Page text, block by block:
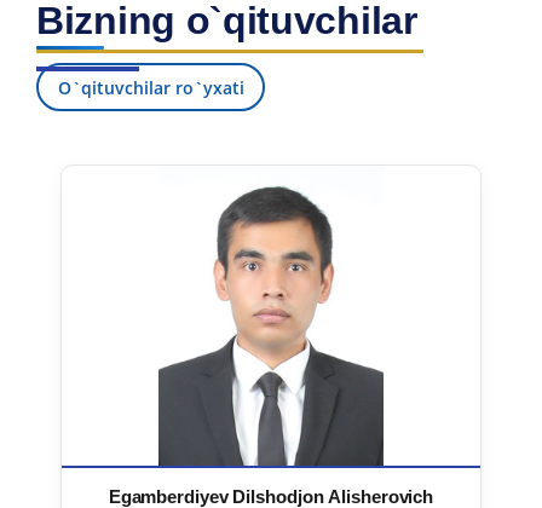
Bizning o`qituvchilar
O`qituvchilar ro`yxati
Egamberdiyev Dilshodjon Alisherovich
7. Call-center (4) 8. Bakalavriat kvotasi (3)
9. Magistratura kvotasi (4) ✉️ Adminga yozish